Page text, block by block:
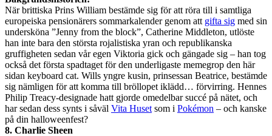
När brittiska Prins William bestämde sig för att röra till i samtliga
europeiska pensionärers sommarkalender genom att gifta sig med sin
undersköna ”Jenny from the block”, Catherine Middleton, utlöste
han inte bara den största rojalistiska yran och republikanska
gruffigheten sedan vår egen Viktoria gick och gängade sig – han tog
också det första spadtaget för den underligaste memegrop den här
sidan keyboard cat. Wills yngre kusin, prinsessan Beatrice, bestämde
sig nämligen för att komma till bröllopet iklädd… förvirring. Hennes
Philip Treacy-designade hatt gjorde omedelbar succé på nätet, och
har sedan dess synts i såväl Vita Huset som i Pokémon – och kanske
på din halloweenfest?
8. Charlie Sheen